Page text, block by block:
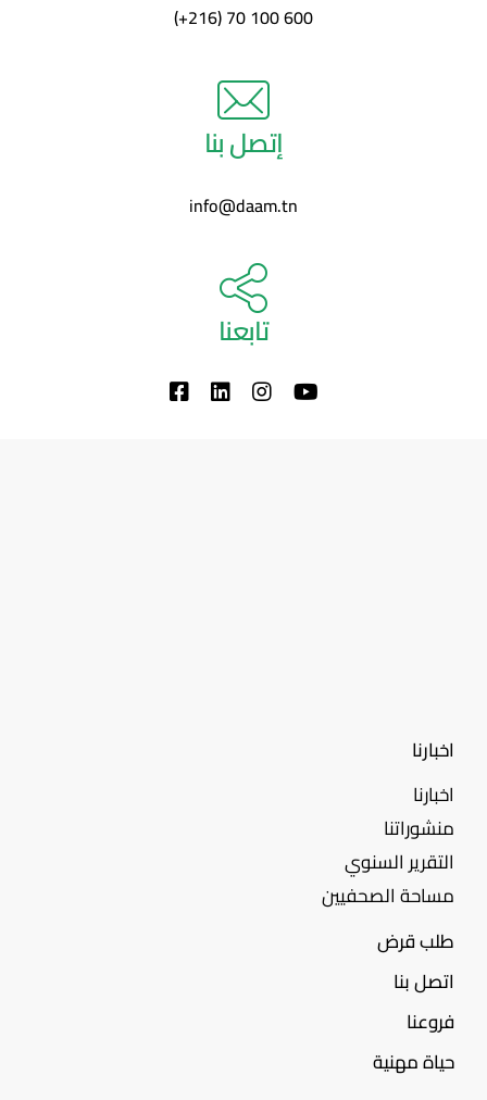
(+216) 70 100 600
إتصل بنا
info@daam.tn
تابعنا
اخبارنا
اخبارنا
منشوراتنا
التقرير السنوي
مساحة الصحفيين
طلب قرض
اتصل بنا
فروعنا
حياة مهنية